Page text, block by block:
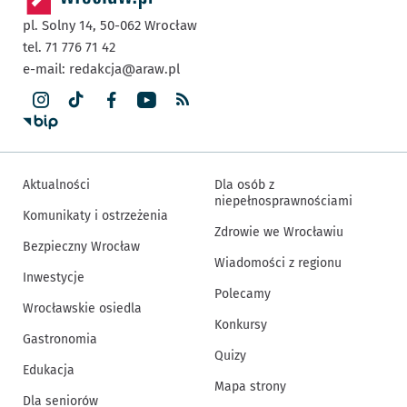
pl. Solny 14, 50-062 Wrocław
tel. 71 776 71 42
e-mail: redakcja@araw.pl
Aktualności
Komunikaty i ostrzeżenia
Bezpieczny Wrocław
Inwestycje
Wrocławskie osiedla
Gastronomia
Edukacja
Dla seniorów
Dla osób z
niepełnosprawnościami
Zdrowie we Wrocławiu
Wiadomości z regionu
Polecamy
Konkursy
Quizy
Mapa strony